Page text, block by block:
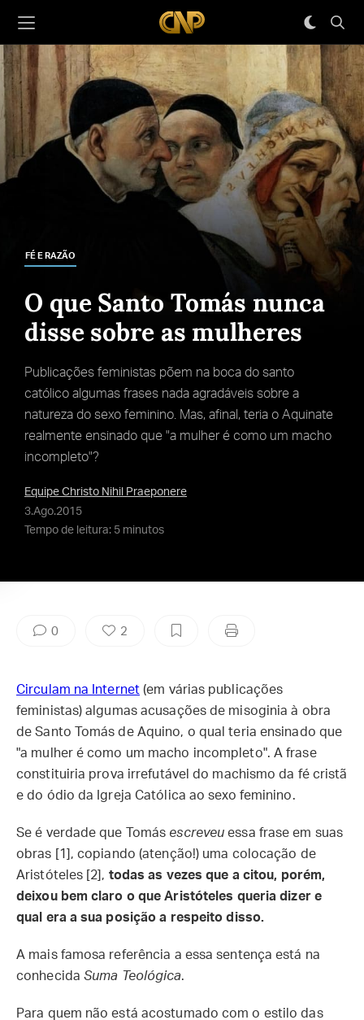
FÉ E RAZÃO
O que Santo Tomás nunca
disse sobre as mulheres
Publicações feministas põem na boca do santo
católico algumas frases nada agradáveis sobre a
natureza do sexo feminino. Mas, afinal, teria o Aquinate
realmente ensinado que "a mulher é como um macho
incompleto"?
Equipe Christo Nihil Praeponere
3.Ago.2015
Tempo de leitura: 5 minutos
0 2
Circulam na Internet (em várias publicações
feministas) algumas acusações de misoginia à obra
de Santo Tomás de Aquino, o qual teria ensinado que
"a mulher é como um macho incompleto". A frase
constituiria prova irrefutável do machismo da fé cristã
e do ódio da Igreja Católica ao sexo feminino.
Se é verdade que Tomás escreveuessa frase em suas
obras [1], copiando (atenção!) uma colocação de
Aristóteles [2], todas as vezes que a citou, porém,
deixou bem claro o que Aristóteles queria dizer e
qual era a sua posição a respeito disso.
A mais famosa referência a essa sentença está na
conhecida Suma Teológica.
Para quem não está acostumado com o estilo das